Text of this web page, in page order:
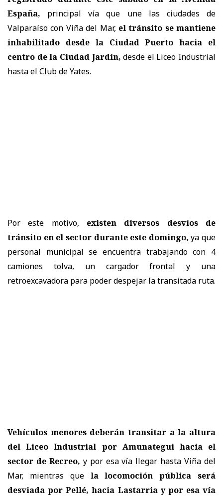
España, principal vía que une las ciudades de
Valparaíso con Viña del Mar, el tránsito se mantiene
inhabilitado desde la Ciudad Puerto hacia el
centro de la Ciudad Jardín, desde el Liceo Industrial
hasta el Club de Yates.
Por este motivo, existen diversos desvíos de
tránsito en el sector durante este domingo, ya que
personal municipal se encuentra trabajando con 4
camiones tolva, un cargador frontal y una
retroexcavadora para poder despejar la transitada ruta.
Vehículos menores deberán transitar a la altura
del Liceo Industrial por Amunategui hacia el
sector de Recreo, y por esa vía llegar hasta Viña del
Mar, mientras quela locomoción pública será
desviada por Pellé, hacia Lastarria y por esa vía